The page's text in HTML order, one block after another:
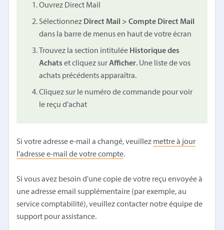
Ouvrez Direct Mail
Sélectionnez Direct Mail > Compte Direct Mail
dans la barre de menus en haut de votre écran
Trouvez la section intitulée Historique des
Achats et cliquez surAfficher. Une liste de vos
achats précédents apparaîtra.
Cliquez sur le numéro de commande pour voir
le reçu d'achat
Si votre adresse e-mail a changé, veuillez mettre à jour
l'adresse e-mail de votre compte.
Si vous avez besoin d'une copie de votre reçu envoyée à
une adresse email supplémentaire (par exemple, au
service comptabilité), veuillez contacter notre équipe de
support pour assistance.